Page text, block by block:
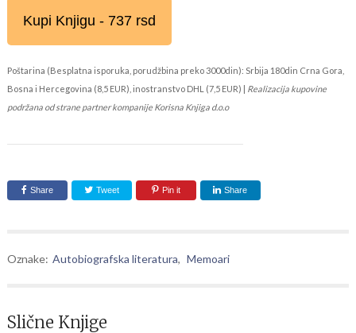
Kupi Knjigu - 737 rsd
Poštarina (Besplatna isporuka, porudžbina preko 3000din): Srbija 180din Crna Gora,
Bosna i Hercegovina (8,5 EUR), inostranstvo DHL (7,5 EUR) | Realizacija kupovine
podržana od strane partner kompanije Korisna Knjiga d.o.o
Share Tweet Pin it Share
Oznake: Autobiografska literatura, Memoari
Slične Knjige